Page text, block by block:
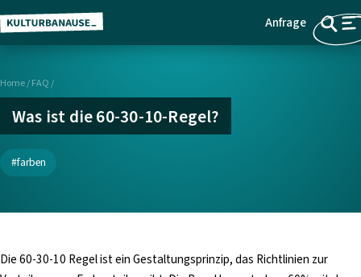
Z
u
H
u
n
a
l
Menü
Anfrage
Home/FAQ/
Was ist die 60-30-10-Regel?
farben
Die 60-30-10 Regel ist ein Gestaltungsprinzip, das Richtlinien zur